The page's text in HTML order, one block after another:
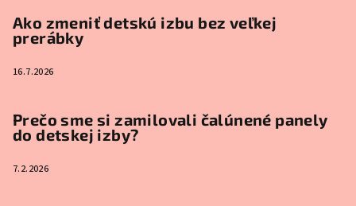
Ako zmeniť detskú izbu bez veľkej
prerábky
16.7.2026
Prečo sme si zamilovali čalúnené panely
do detskej izby?
7.2.2026